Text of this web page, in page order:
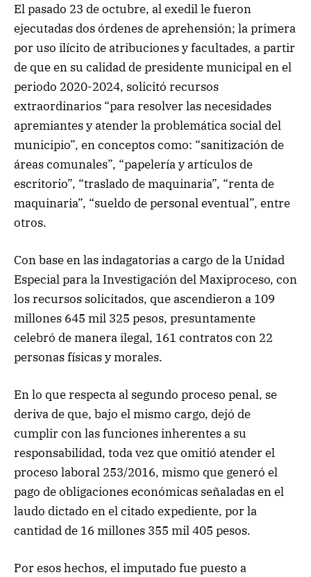
El pasado 23 de octubre, al exedil le fueron
ejecutadas dos órdenes de aprehensión; la primera
por uso ilícito de atribuciones y facultades, a partir
de que en su calidad de presidente municipal en el
periodo 2020-2024, solicitó recursos
extraordinarios “para resolver las necesidades
apremiantes y atender la problemática social del
municipio”, en conceptos como: “sanitización de
áreas comunales”, “papelería y artículos de
escritorio”, “traslado de maquinaria”, “renta de
maquinaria”, “sueldo de personal eventual”, entre
otros.
Con base en las indagatorias a cargo de la Unidad
Especial para la Investigación del Maxiproceso, con
los recursos solicitados, que ascendieron a 109
millones 645 mil 325 pesos, presuntamente
celebró de manera ilegal, 161 contratos con 22
personas físicas y morales.
En lo que respecta al segundo proceso penal, se
deriva de que, bajo el mismo cargo, dejó de
cumplir con las funciones inherentes a su
responsabilidad, toda vez que omitió atender el
proceso laboral 253/2016, mismo que generó el
pago de obligaciones económicas señaladas en el
laudo dictado en el citado expediente, por la
cantidad de 16 millones 355 mil 405 pesos.
Por esos hechos, el imputado fue puesto a